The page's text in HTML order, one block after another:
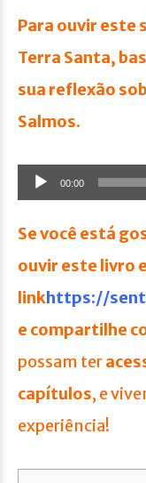
Para ouvir este
Terra Santa,
sua reflexão
Salmos.
Tocador
de
áudio
00:00
Se você está
ouvir este livro
linkhttps://
e compartilhe
possam ter
capítulos, e
experiência!